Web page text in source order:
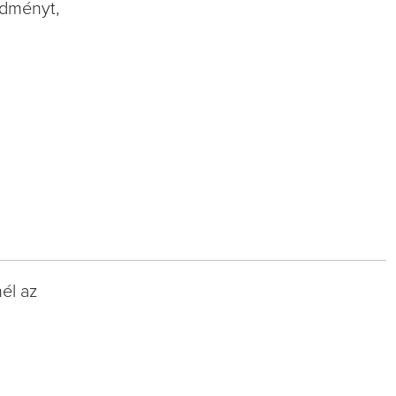
az